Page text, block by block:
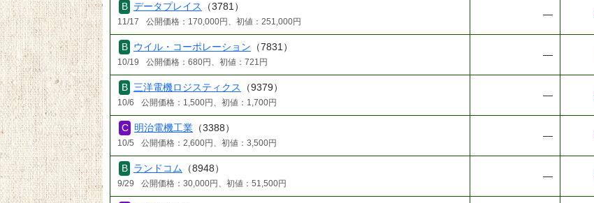
データプレイス （3781）
11/17 公開価格：170,000円、初値：251,000円
―
ウイル・コーポレーション （7831）
10/19 公開価格：680円、初値：721円
―
三洋電機ロジスティクス （9379）
10/6 公開価格：1,500円、初値：1,700円
―
明治電機工業 （3388）
10/5 公開価格：2,600円、初値：3,500円
―
ランドコム （8948）
9/29 公開価格：30,000円、初値：51,500円
―